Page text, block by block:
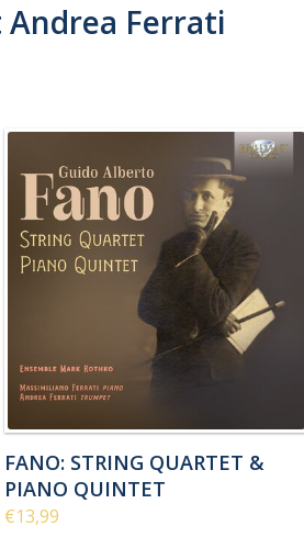
Ferrati
FANO: STRING QUARTET &
PIANO QUINTET
€13,99